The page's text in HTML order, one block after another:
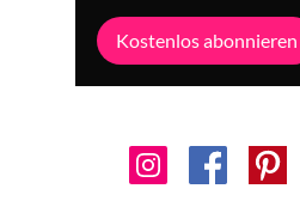
Kostenlos abonnieren